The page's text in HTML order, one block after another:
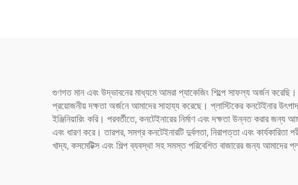
গুণগত মান এবং উদ্ভাবনের মাধ্যমে আমরা প্যাকেজিং শিল্পে সাফল্য অর্জন
প্রয়োজনীয় দক্ষতা অর্জনে আমাদের সাহায্য করেছে। প্লাস্টিকের কনটেইনার
ইঞ্জিনিয়ারিং করি। পরবর্তীতে, কনটেইনারের নির্মাণ এবং দক্ষতা উন্নত করার
এবং ধারণ করে। তারপর, সমগ্র কনটেইনারটি দুর্বলতা, নিরাপত্তা এবং
খাদ্য, কসমেটিক্স এবং শিল্প ব্যবস্থা সহ সমস্ত পরিবেশিত বাজারের জন্য আমাদের